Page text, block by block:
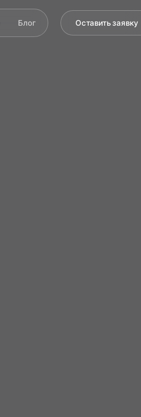
Блог Оставить заявку